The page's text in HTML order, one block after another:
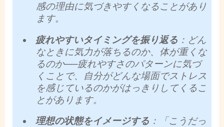
感の理由に気づきやすくなることがあり
ます。
疲れやすいタイミングを振り返る ：どん
なときに気力が落ちるのか、体が重くな
るのか──疲れやすさのパターンに気づ
くことで、自分がどんな場面でストレス
を感じているのかがはっきりしてくるこ
とがあります。
理想の状態をイメージする ：「こうだっ